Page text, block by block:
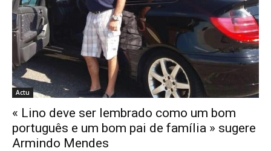
Actu
« Lino deve ser lembrado como um bom
português e um bom pai de família » sugere
Armindo Mendes